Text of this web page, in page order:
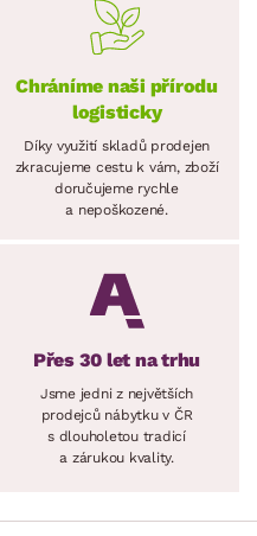
Chráníme naši přírodu
logisticky
Díky využití skladů prodejen
zkracujeme cestu k vám, zboží
doručujeme rychle
a nepoškozené.
Přes 30 let na trhu
Jsme jedni z největších
prodejců nábytku v ČR
s dlouholetou tradicí
a zárukou kvality.